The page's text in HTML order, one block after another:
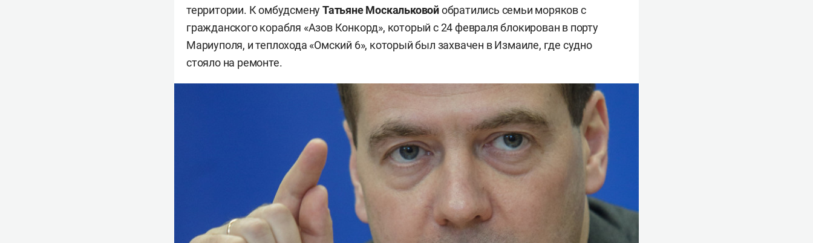
территории. К омбудсменуТатьяне Москальковойобратились семьи моряков с
гражданского корабля «Азов Конкорд», который с 24 февраля блокирован в порту
Мариуполя, и теплохода «Омский 6», который был захвачен в Измаиле, где судно
стояло на ремонте.